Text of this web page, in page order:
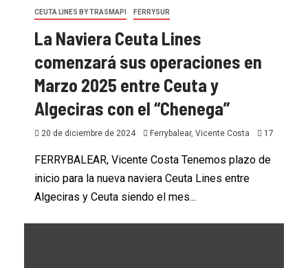
CEUTA LINES BY TRASMAPI FERRYSUR
La Naviera Ceuta Lines
comenzará sus operaciones en
Marzo 2025 entre Ceuta y
Algeciras con el “Chenega”
20 de diciembre de 2024 Ferrybalear, Vicente Costa 17
FERRYBALEAR, Vicente Costa Tenemos plazo de
inicio para la nueva naviera Ceuta Lines entre
Algeciras y Ceuta siendo el mes...